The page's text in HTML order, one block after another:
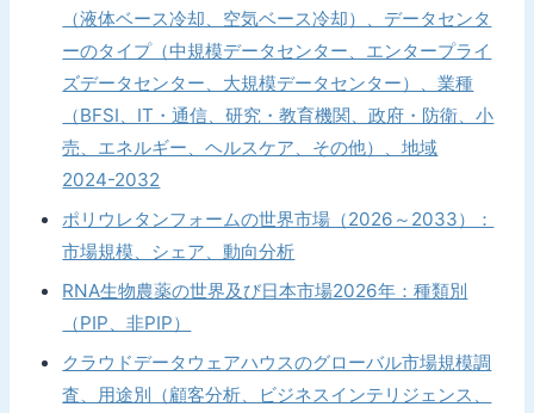
（液体ベース冷却、空気ベース冷却）、データセンタ
ーのタイプ（中規模データセンター、エンタープライ
ズデータセンター、大規模データセンター）、業種
（BFSI、IT・通信、研究・教育機関、政府・防衛、小
売、エネルギー、ヘルスケア、その他）、地域
2024-2032
ポリウレタンフォームの世界市場（2026～2033）：
市場規模、シェア、動向分析
RNA生物農薬の世界及び日本市場2026年：種類別
（PIP、非PIP）
クラウドデータウェアハウスのグローバル市場規模調
査、用途別（顧客分析、ビジネスインテリジェンス、